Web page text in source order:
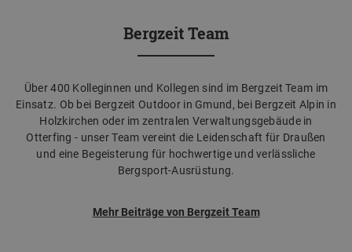
Bergzeit Team
Über 400 Kolleginnen und Kollegen sind im Bergzeit Team im
Einsatz. Ob bei Bergzeit Outdoor in Gmund, bei Bergzeit Alpin in
Holzkirchen oder im zentralen Verwaltungsgebäude in
Otterfing - unser Team vereint die Leidenschaft für Draußen
und eine Begeisterung für hochwertige und verlässliche
Bergsport-Ausrüstung.
Mehr Beiträge von Bergzeit Team